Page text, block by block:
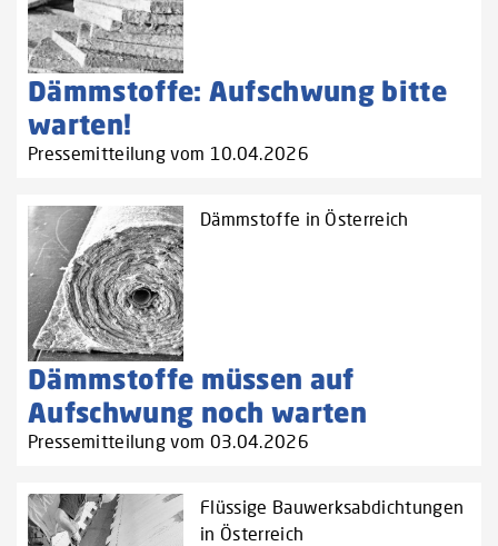
Dämmstoffe: Aufschwung bitte
warten!
Pressemitteilung vom 10.04.2026
Dämmstoffe in Österreich
Dämmstoffe müssen auf
Aufschwung noch warten
Pressemitteilung vom 03.04.2026
Flüssige Bauwerksabdichtungen
in Österreich